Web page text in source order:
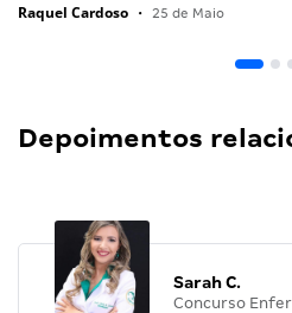
Raquel Cardoso • 25 de Maio
Depoimentos
Sarah C.
Concurso